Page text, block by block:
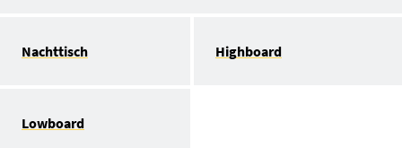
Nachttisch Highboard
Lowboard